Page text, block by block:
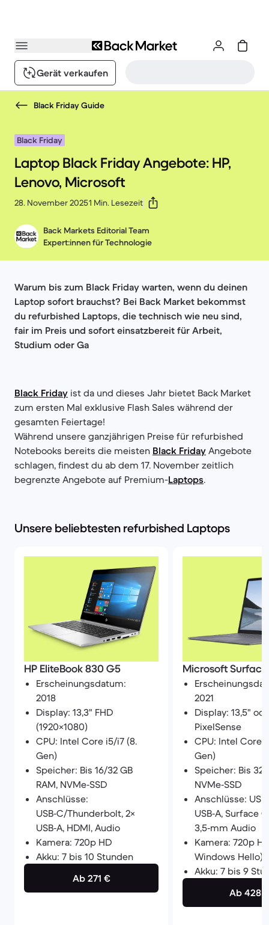
Gerät verkaufen
Black Friday Guide
Black Friday
Laptop Black Friday Angebote: HP,
Lenovo, Microsoft
28. November 20251 Min. Lesezeit
Back Markets Editorial Team
Expert:innen für Technologie
Warum bis zum Black Friday warten, wenn du deinen
Laptop sofort brauchst? Bei Back Market bekommst
du refurbished Laptops, die technisch wie neu sind,
fair im Preis und sofort einsatzbereit für Arbeit,
Studium oder Ga
Black Friday ist da und dieses Jahr bietet Back Market
zum ersten Mal exklusive Flash Sales während der
gesamten Feiertage!
Während unsere ganzjährigen Preise für refurbished
Notebooks bereits die meisten Black Friday Angebote
schlagen, findest du ab dem 17. November zeitlich
begrenzte Angebote auf Premium-Laptops.
Unsere beliebtesten refurbished Laptops
HP EliteBook 830 G5
Erscheinungsdatum:
2018
Display: 13,3" FHD
(1920×1080)
CPU: Intel Core i5/i7 (8.
Gen)
Speicher: Bis 16/32 GB
RAM, NVMe‑SSD
Anschlüsse:
USB‑C/Thunderbolt, 2×
USB‑A, HDMI, Audio
Kamera: 720p HD
Akku: 7 bis 10 Stunden
Ab 271 €
Microsoft
2021
Display: 13,5"
PixelSense
CPU: Intel Core
Gen)
Speicher: Bis 32
NVMe‑SSD
Anschlüsse:
USB‑A, Surface
3,5‑mm Audio
Kamera: 720p
Windows Hello)
Akku: 7 bis 9
Ab 428